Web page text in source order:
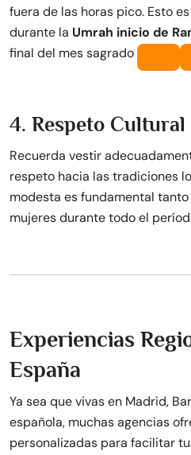
fuera de las horas pico. Esto
durante la Umrah inicio de
final del mes sagrado
4. Respeto Cultural
Recuerda vestir
respeto hacia las tradiciones
modesta es fundamental
mujeres durante todo el
Experiencias
España
Ya sea que vivas en Madrid,
española, muchas agencias
personalizadas para facilitar